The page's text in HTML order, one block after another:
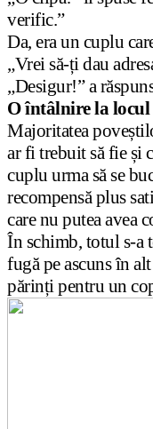
verific.”
Da, era un cuplu
„Vrei să-ți dau
„Desigur!” a
O întâlnire la locul
Majoritatea
ar fi trebuit să fie și
cuplu urma să se
recompensă plus
care nu putea avea
În schimb, totul s-a
fugă pe ascuns în
părinți pentru un